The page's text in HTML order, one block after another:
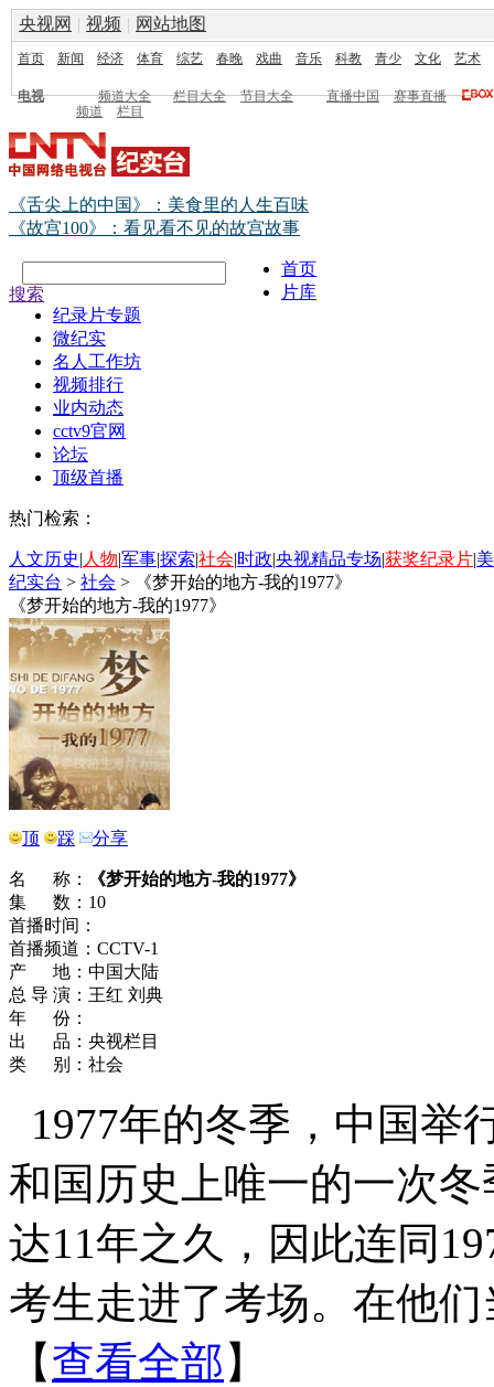
央视网 | 视频 | 网站地图
首页 新闻 经济 体育 综艺 春晚 戏曲 音乐 科教 青少 文化 艺术
电视 频道大全 栏目大全 节目大全 直播中国
赛事直播
频道
栏目
《舌尖上的中国》：美食里的人生百味
《故宫100》：看见看不见的故宫故事
搜索
首页
片库
纪录片专题
微纪实
名人工作坊
视频排行
业内动态
cctv9官网
论坛
顶级首播
热门检索：
人文历史| 人物|军事|探索|社会|时政|央视精品专场|获奖纪录片|
纪实台 > 社会 >
《梦开始的地方-我的1977》
《梦开始的地方-我的1977》
顶 踩 分享
名 称：
《梦开始的地方-我的1977》
集 数：10
首播时间：
首播频道：CCTV-1
产 地：中国大陆
总 导 演：王红 刘典
年 份：
出 品：央视栏目
类 别：社会
1977年的冬季，中国举
和国历史上唯一的一次
达11年之久，因此连同
考生走进了考场。在他
【查看全部 】